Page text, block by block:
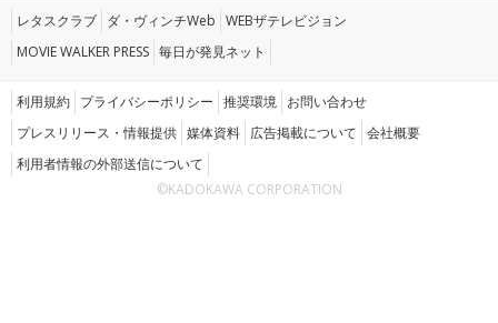
レタスクラブ ダ・ヴィンチWeb WEBザテレビジョン
MOVIE WALKER PRESS 毎日が発見ネット
利用規約 プライバシーポリシー 推奨環境 お問い合わせ
プレスリリース・情報提供 媒体資料 広告掲載について 会社概要
利用者情報の外部送信について
©KADOKAWA CORPORATION